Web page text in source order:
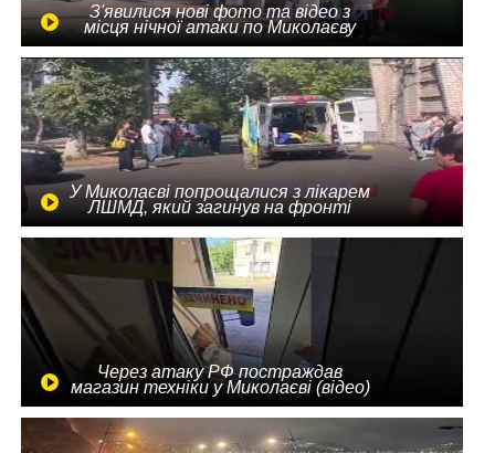
З'явилися нові фото та відео з
місця нічної атаки по Миколаєву
У Миколаєві попрощалися з лікарем
ЛШМД, який загинув на фронті
Через атаку РФ постраждав
магазин техніки у Миколаєві (відео)